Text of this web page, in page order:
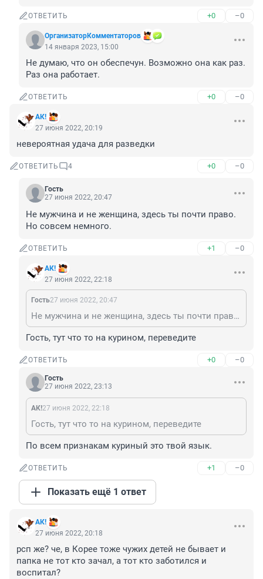
ОТВЕТИТЬ +0 –0
ОрганизаторКомментаторов
14 января 2023, 15:00
Не думаю, что он обеспечун. Возможно она как раз.
Раз она работает.
ОТВЕТИТЬ +0 –0
АК!
27 июня 2022, 20:19
невероятная удача для разведки
ОТВЕТИТЬ 4 +0 –0
Гость
27 июня 2022, 20:47
Не мужчина и не женщина, здесь ты почти право.
Но совсем немного.
ОТВЕТИТЬ +1 –0
АК!
27 июня 2022, 22:18
Гость27 июня 2022, 20:47
Не мужчина и не женщина, здесь ты почти право. Но совсем немного.
Гость, тут что то на курином, переведите
ОТВЕТИТЬ +0 –0
Гость
27 июня 2022, 23:13
АК!27 июня 2022, 22:18
Гость, тут что то на курином, переведите
По всем признакам куриный это твой язык.
ОТВЕТИТЬ +1 –0
Показать ещё 1 ответ
АК!
27 июня 2022, 20:18
рсп же? че, в Корее тоже чужих детей не бывает и
папка не тот кто зачал, а тот кто заботился и
воспитал?